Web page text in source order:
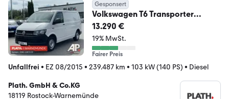
Gesponsert
Volkswagen T6 Transporter
Kasten-Kombi Kasten
13.290 €
19% MwSt.
Fairer Preis
Unfallfrei • EZ 08/2015 • 239.487 km • 103 kW (140 PS) • Diesel
Plath. GmbH & Co.KG
18119 Rostock-Warnemünde